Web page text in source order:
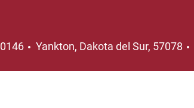
Ubicación
Yankton, Dakota del Sur, 57078